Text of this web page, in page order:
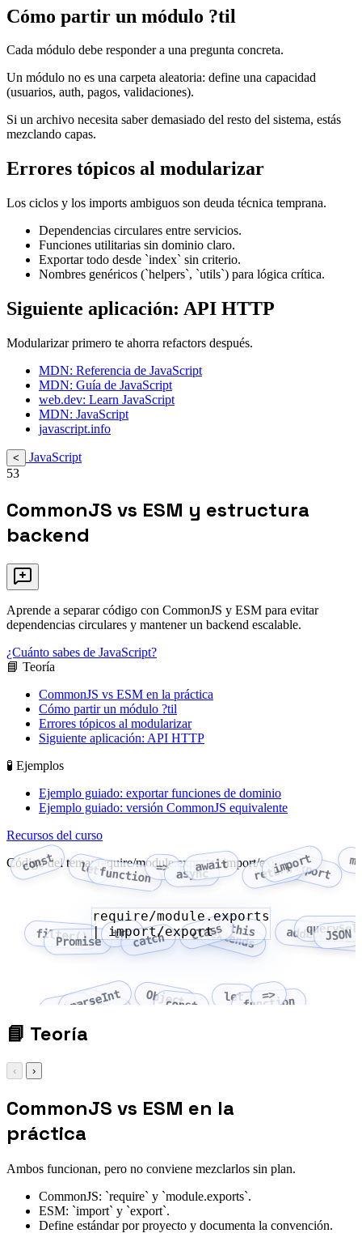
Cómo partir un módulo ?til
Cada módulo debe responder a una pregunta concreta.
Un módulo no es una carpeta aleatoria: define una capacidad
(usuarios, auth, pagos, validaciones).
Si un archivo necesita saber demasiado del resto del sistema, estás
mezclando capas.
Errores tópicos al modularizar
Los ciclos y los imports ambiguos son deuda técnica temprana.
Dependencias circulares entre servicios.
Funciones utilitarias sin dominio claro.
Exportar todo desde `index` sin criterio.
Nombres genéricos (`helpers`, `utils`) para lógica crítica.
Siguiente aplicación: API HTTP
Modularizar primero te ahorra refactors después.
MDN: Referencia de JavaScript
MDN: Guía de JavaScript
web.dev: Learn JavaScript
MDN: JavaScript
javascript.info
<
JavaScript
53
CommonJS vs ESM y estructura
backend
Aprende a separar código con CommonJS y ESM para evitar
dependencias circulares y mantener un backend escalable.
¿Cuánto sabes de JavaScript?
📘 Teoría
CommonJS vs ESM en la práctica
Cómo partir un módulo ?til
Errores tópicos al modularizar
Siguiente aplicación: API HTTP
🧪 Ejemplos
Ejemplo guiado: exportar funciones de dominio
Ejemplo guiado: versión CommonJS equivalente
Recursos del curso
Código del tema: require/module.exports | import/export
const letfunction => asyncawait return
importexport
filter()
Promise
trycatch classextends
this JSON
fetch
parseInt
Array Object
const letfunction
=>
require/module.exports
| import/export
📘 Teoría
‹ ›
CommonJS vs ESM en la
práctica
Ambos funcionan, pero no conviene mezclarlos sin plan.
CommonJS: `require` y `module.exports`.
ESM: `import` y `export`.
Define estándar por proyecto y documenta la convención.